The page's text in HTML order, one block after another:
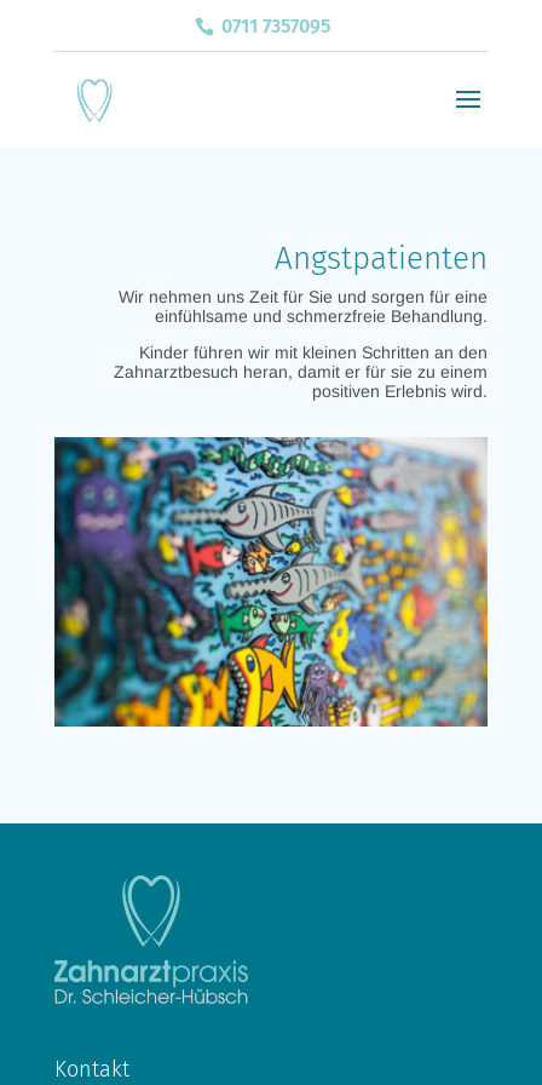
0711 7357095
Angstpatienten
Wir nehmen uns Zeit für Sie und sorgen für eine
einfühlsame und schmerzfreie Behandlung.
Kinder führen wir mit kleinen Schritten an den
Zahnarztbesuch heran, damit er für sie zu einem
positiven Erlebnis wird.
Kontakt